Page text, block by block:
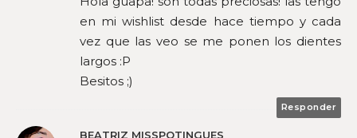
en mi wishlist desde hace tiempo y cada
vez que las veo se me ponen los dientes
largos :P
Besitos ;)
Responder
BEATRIZ MISSPOTINGUES